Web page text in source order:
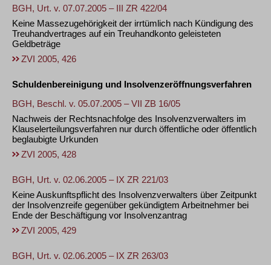
BGH, Urt. v. 07.07.2005 – III ZR 422/04
Keine Massezugehörigkeit der irrtümlich nach Kündigung des
Treuhandvertrages auf ein Treuhandkonto geleisteten
Geldbeträge
ZVI 2005, 426
Schuldenbereinigung und Insolvenzeröffnungsverfahren
BGH, Beschl. v. 05.07.2005 – VII ZB 16/05
Nachweis der Rechtsnachfolge des Insolvenzverwalters im
Klauselerteilungsverfahren nur durch öffentliche oder öffentlich
beglaubigte Urkunden
ZVI 2005, 428
BGH, Urt. v. 02.06.2005 – IX ZR 221/03
Keine Auskunftspflicht des Insolvenzverwalters über Zeitpunkt
der Insolvenzreife gegenüber gekündigtem Arbeitnehmer bei
Ende der Beschäftigung vor Insolvenzantrag
ZVI 2005, 429
BGH, Urt. v. 02.06.2005 – IX ZR 263/03